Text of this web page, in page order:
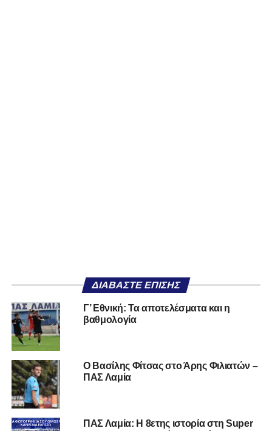
ΔΙΑΒΆΣΤΕ ΕΠΊΣΗΣ
Γ’ Εθνική: Τα αποτελέσματα και η
βαθμολογία
Ο Βασίλης Φίτσας στο Άρης Φιλιατών –
ΠΑΣ Λαμία
ΠΑΣ Λαμία: Η 8ετης ιστορία στη Super